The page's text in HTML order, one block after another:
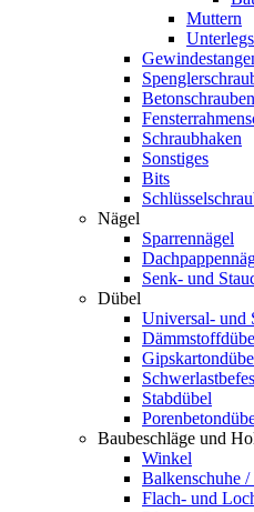
Muttern
Schraubhaken
Sonstiges
Bits
Nägel
Sparrennägel
Senk- und
Dübel
Universal- und
Stabdübel
Baubeschläge und
Winkel
Balkenschuhe
Flach- und